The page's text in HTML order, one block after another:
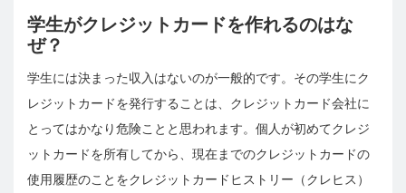
学生がクレジットカードを作れるのはな
ぜ？
学生には決まった収入はないのが一般的です。その学生にク
レジットカードを発行することは、クレジットカード会社に
とってはかなり危険ことと思われます。個人が初めてクレジ
ットカードを所有してから、現在までのクレジットカードの
使用履歴のことをクレジットカードヒストリー（クレヒス）